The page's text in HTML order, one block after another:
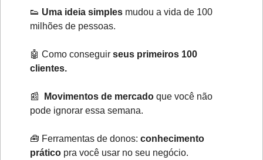
👟 Uma ideia simples mudou a vida de 100
milhões de pessoas.
🤖 Como conseguir seus primeiros 100
clientes.
📰 Movimentos de mercado que você não
pode ignorar essa semana.
🧰 Ferramentas de donos: conhecimento
prático pra você usar no seu negócio.